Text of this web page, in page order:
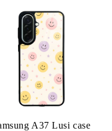
A37 Lusi case